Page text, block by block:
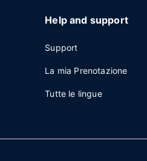
Help and support
Support
La mia Prenotazione
Tutte le lingue